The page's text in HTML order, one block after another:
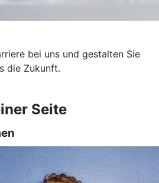
bei uns und gestalten Sie
die Zukunft.
Seite